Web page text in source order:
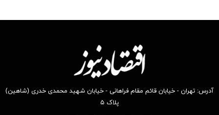
آدرس: تهران - خیابان قائم مقام فراهانی - خیابان شهید محمدی خدری (شاهین)
پلاک ۵